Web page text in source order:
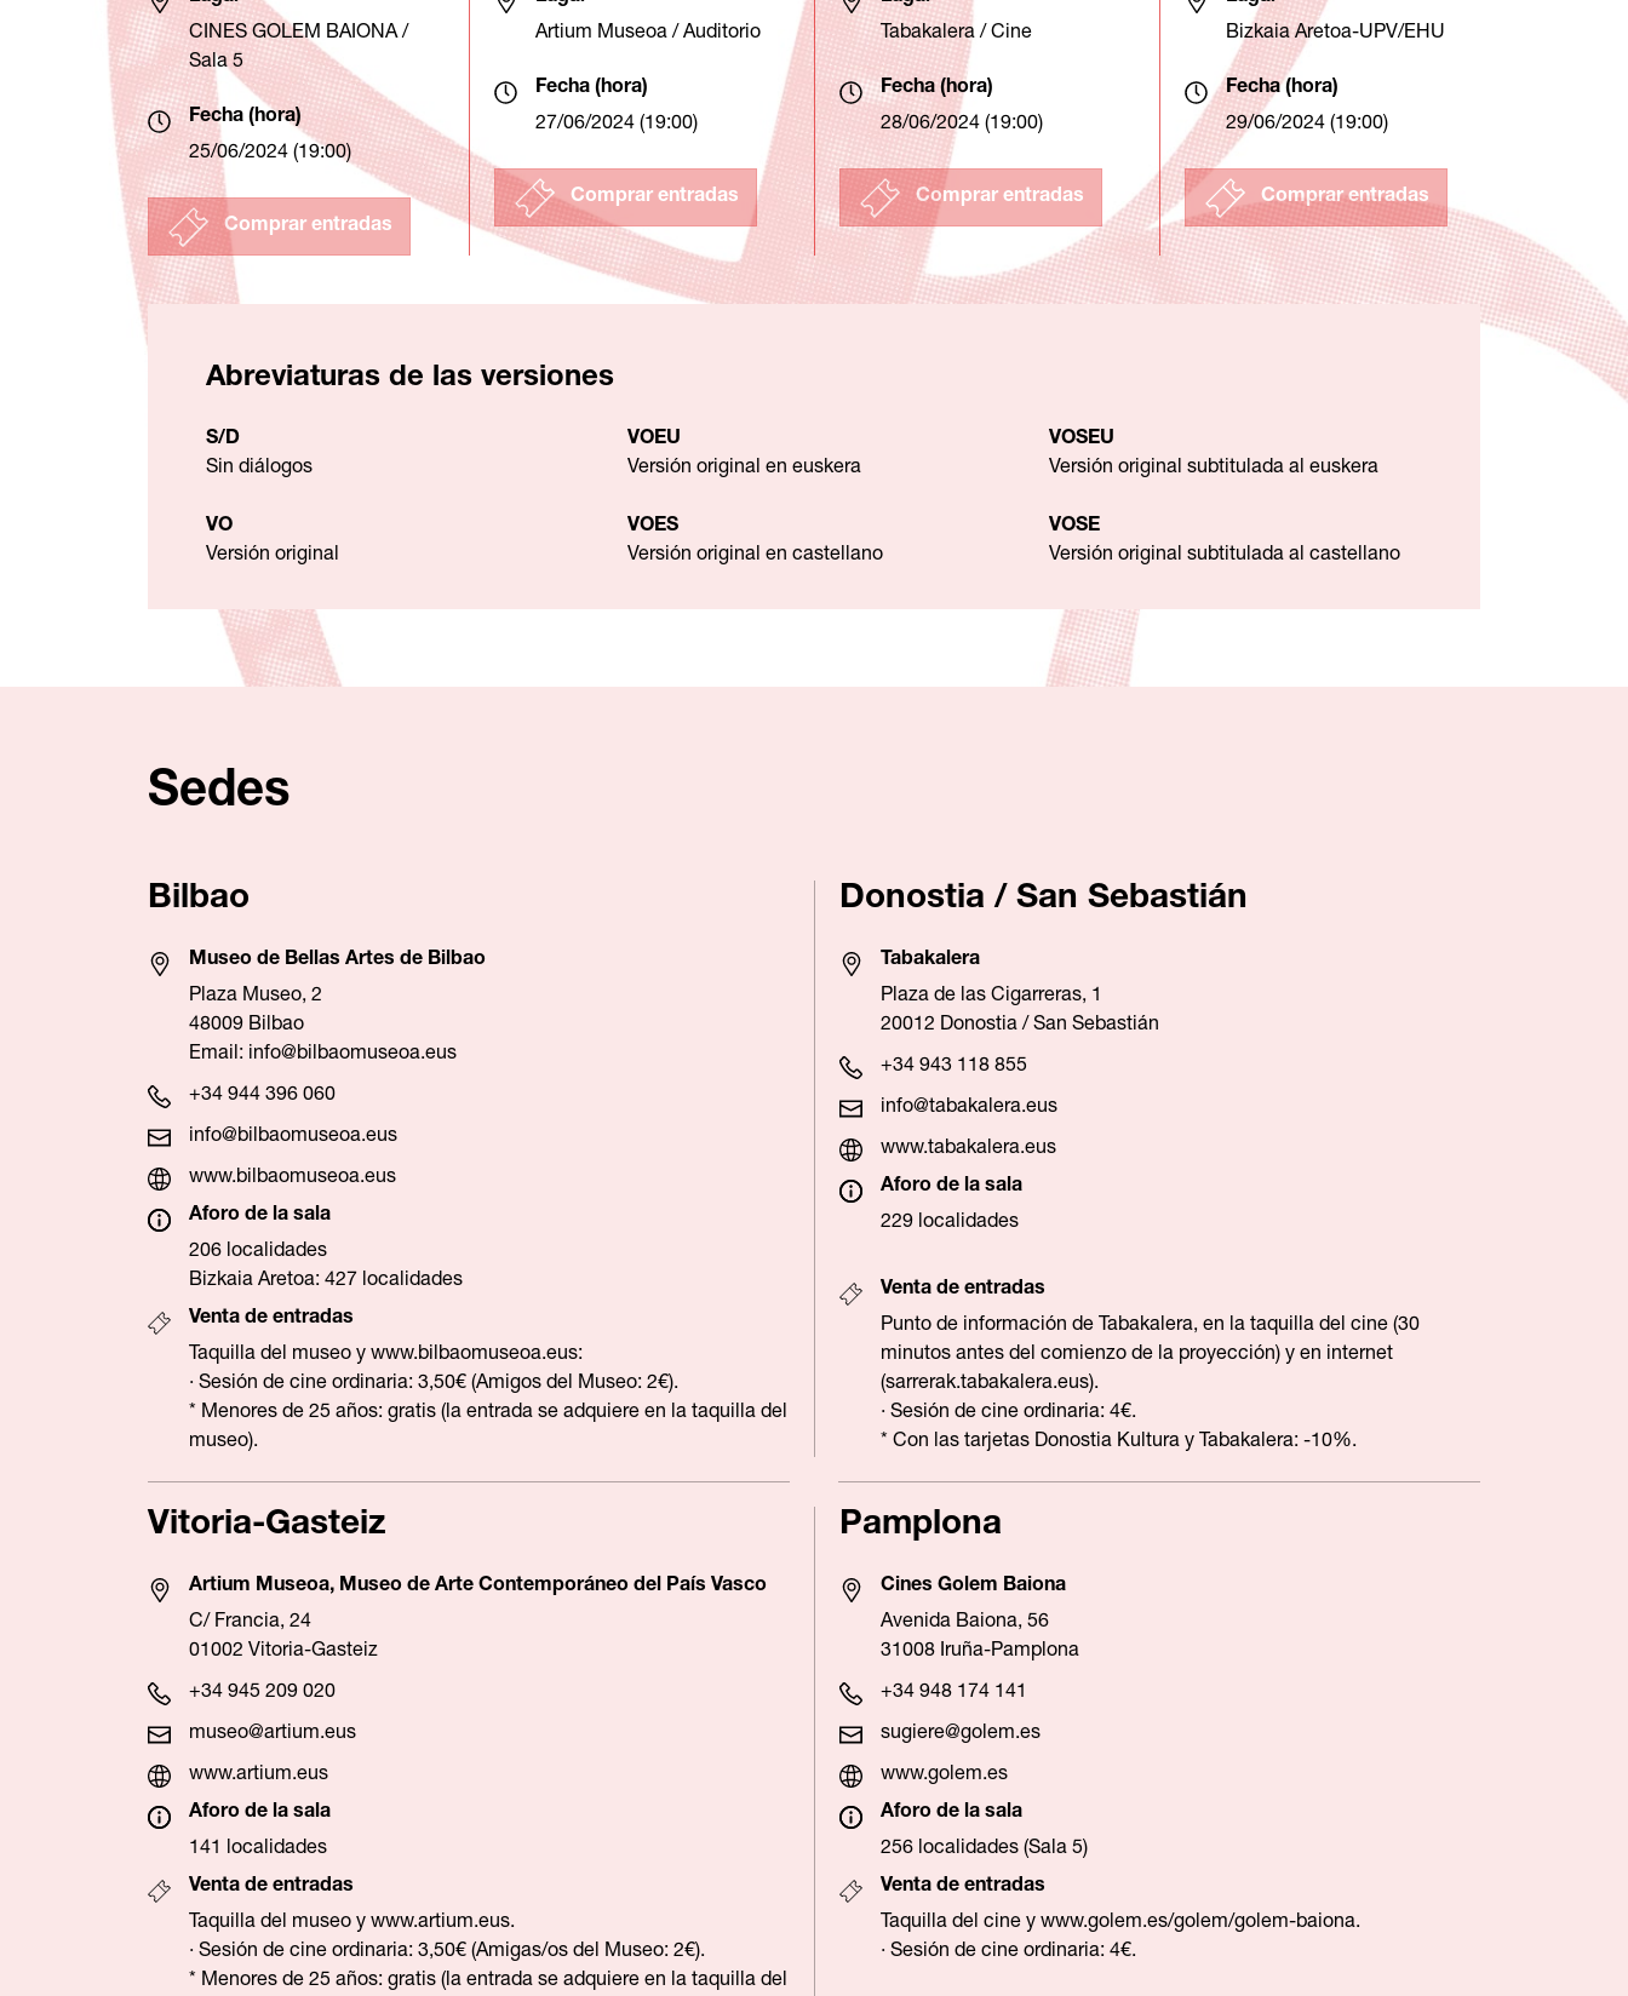
CINES GOLEM BAIONA /
Sala 5
Fecha (hora)
25/06/2024 (19:00)
Comprar entradas
Artium Museoa / Auditorio
Fecha (hora)
27/06/2024 (19:00)
Comprar entradas
Tabakalera / Cine
Fecha (hora)
28/06/2024 (19:00)
Comprar entradas
Bizkaia Aretoa-UPV/EHU
Fecha (hora)
29/06/2024 (19:00)
Comprar entradas
Abreviaturas de las versiones
S/D
Sin diálogos
VOEU
Versión original en euskera
VOSEU
Versión original subtitulada al euskera
VO
Versión original
VOES
Versión original en castellano
VOSE
Versión original subtitulada al castellano
Sedes
Bilbao
Museo de Bellas Artes de Bilbao
Plaza Museo, 2
48009 Bilbao
Email: info@bilbaomuseoa.eus
+34 944 396 060
info@bilbaomuseoa.eus
www.bilbaomuseoa.eus
Aforo de la sala
206 localidades
Bizkaia Aretoa: 427 localidades
Venta de entradas
Taquilla del museo y www.bilbaomuseoa.eus:
· Sesión de cine ordinaria: 3,50€ (Amigos del Museo: 2€).
* Menores de 25 años: gratis (la entrada se adquiere en la taquilla del
museo).
Donostia / San Sebastián
Tabakalera
Plaza de las Cigarreras, 1
20012 Donostia / San Sebastián
+34 943 118 855
info@tabakalera.eus
www.tabakalera.eus
Aforo de la sala
229 localidades
Venta de entradas
Punto de información de Tabakalera, en la taquilla del cine (30
minutos antes del comienzo de la proyección) y en internet
(sarrerak.tabakalera.eus).
· Sesión de cine ordinaria: 4€.
* Con las tarjetas Donostia Kultura y Tabakalera: -10%.
Vitoria-Gasteiz
Artium Museoa, Museo de Arte Contemporáneo del País Vasco
C/ Francia, 24
01002 Vitoria-Gasteiz
+34 945 209 020
museo@artium.eus
www.artium.eus
Aforo de la sala
141 localidades
Venta de entradas
Taquilla del museo y www.artium.eus.
· Sesión de cine ordinaria: 3,50€ (Amigas/os del Museo: 2€).
* Menores de 25 años: gratis (la entrada se adquiere en la taquilla del
Pamplona
Cines Golem Baiona
Avenida Baiona, 56
31008 Iruña-Pamplona
+34 948 174 141
sugiere@golem.es
www.golem.es
Aforo de la sala
256 localidades (Sala 5)
Venta de entradas
Taquilla del cine y www.golem.es/golem/golem-baiona.
· Sesión de cine ordinaria: 4€.